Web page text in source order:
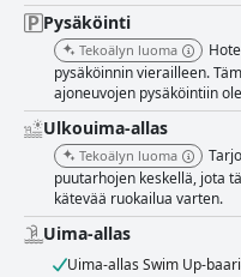
Pysäköinti
Tekoälyn luoma
pysäköinnin vierailleen.
ajoneuvojen pysäköintiin
Ulkouima-allas
Tekoälyn luoma
puutarhojen keskellä, jota
kätevää ruokailua varten.
Uima-allas
Uima-allas Swim Up-baari